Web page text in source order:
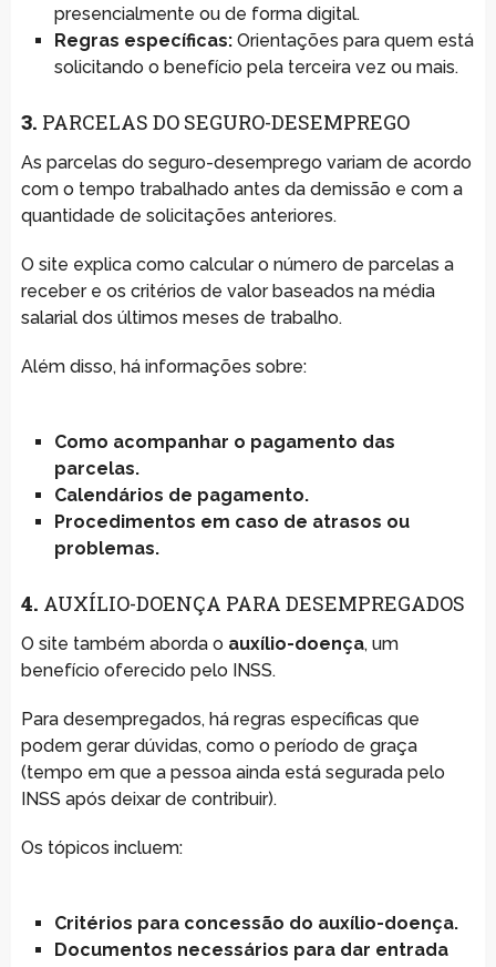
presencialmente ou de forma digital.
Regras específicas:Orientações para quem está
solicitando o benefício pela terceira vez ou mais.
3. PARCELAS DO SEGURO-DESEMPREGO
As parcelas do seguro-desemprego variam de acordo
com o tempo trabalhado antes da demissão e com a
quantidade de solicitações anteriores.
O site explica como calcular o número de parcelas a
receber e os critérios de valor baseados na média
salarial dos últimos meses de trabalho.
Além disso, há informações sobre:
Como acompanhar o pagamento das
parcelas.
Calendários de pagamento.
Procedimentos em caso de atrasos ou
problemas.
4. AUXÍLIO-DOENÇA PARA DESEMPREGADOS
O site também aborda o auxílio-doença, um
benefício oferecido pelo INSS.
Para desempregados, há regras específicas que
podem gerar dúvidas, como o período de graça
(tempo em que a pessoa ainda está segurada pelo
INSS após deixar de contribuir).
Os tópicos incluem:
Critérios para concessão do auxílio-doença.
Documentos necessários para dar entrada